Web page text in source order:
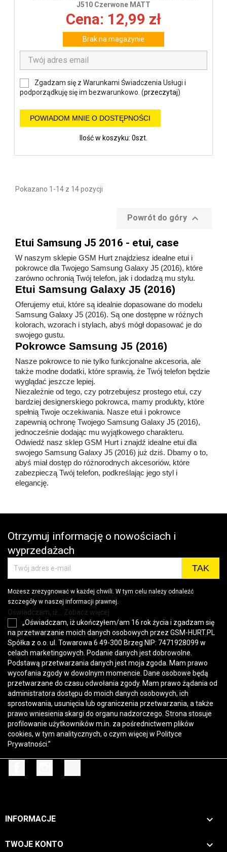
J510 Czerwone MATT
Cena: 12,99 zł
Brak na magazynie
Zgadzam się z Warunkami Świadczenia Usługi i
podporządkuję się im bezwarunkowo. (przeczytaj)
POWIADOM MNIE O DOSTĘPNOŚCI
Ilość w koszyku: 0szt.
Pokazano 1-14 z 14 pozycji
Powrót do góry 
Etui Samsung J5 2016 - etui, case
W naszym sklepie GSM Hurt znajdziesz idealne etui i
pokrowce dla Twojego Samsung Galaxy J5 (2016), które
zarówno ochronią Twój telefon, jak i dodadzą mu stylu.
Etui Samsung Galaxy J5 (2016)
Oferujemy etui, które są idealnie dopasowane do modelu
Samsung Galaxy J5 (2016). Są one dostępne w różnych
kolorach, wzorach i stylach, abyś mógł dopasować je do
swojego gustu.
Pokrowce Samsung J5 (2016)
Nasze pokrowce to nie tylko funkcjonalne akcesoria, ale
także modne dodatki, które sprawią, że Twój telefon będzie
wyglądać jeszcze lepiej.
Niezależnie od tego, czy potrzebujesz prostego etui, czy
bardziej designerskiego pokrowca, mamy produkty, które
spełnią Twoje oczekiwania. Nasze etui i pokrowce
zapewnią ochronę Twojego Samsung Galaxy J5 (2016),
jednocześnie dodając mu wyjątkowego charakteru.
Odwiedź nasz sklep GSM Hurt i znajdź idealne etui dla
swojego Samsung Galaxy J5 (2016) już dziś. Dbamy o to,
abyś miał dostęp do różnorodnych akcesoriów, które
zabezpieczą Twój telefon, podkreślając jego styl i
elegancję.
Otrzymuj informację o nowościach i
wyprzedażach
Możesz zrezygnować w każdej chwili. W tym celu należy odnaleźć
szczegóły w naszej informacji prawnej.
Oświadczam, iż... Zobacz więcej
„Oświadczam, iż ukończyłem/am 16 rok życia i zgadzam się
na przetwarzanie moich danych osobowych przez GSM-HURT.PL
Spółka z o.o. ul. Towarowa 6 49-300 Brzeg NIP: 7471928099 w
celach marketingowych. Podanie danych jest dobrowolne.
Podstawą przetwarzania danych jest moja zgoda. Mam prawo
wycofania zgody w dowolnym momencie. Dane osobowe będą
przetwarzane do czasu odwołania zgody. Mam prawo żądania od
administratora dostępu do moich danych osobowych, ich
sprostowania, usunięcia lub ograniczenia przetwarzania, a także
prawo wniesienia skargi do organu nadzorczego. Strona stosuje
profilowanie użytkowników m.in. za pośrednictwem plików
cookies, w tym analitycznych, o czym więcej w Polityce
Prywatności.”
INFORMACJE 
TWOJE KONTO 